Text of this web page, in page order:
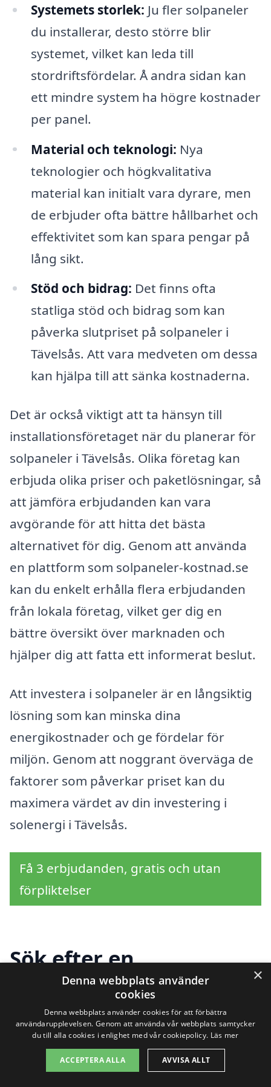
Systemets storlek: Ju fler solpaneler
du installerar, desto större blir
systemet, vilket kan leda till
stordriftsfördelar. Å andra sidan kan
ett mindre system ha högre kostnader
per panel.
Material och teknologi: Nya
teknologier och högkvalitativa
material kan initialt vara dyrare, men
de erbjuder ofta bättre hållbarhet och
effektivitet som kan spara pengar på
lång sikt.
Stöd och bidrag: Det finns ofta
statliga stöd och bidrag som kan
påverka slutpriset på solpaneler i
Tävelsås. Att vara medveten om dessa
kan hjälpa till att sänka kostnaderna.
Det är också viktigt att ta hänsyn till
installationsföretaget när du planerar för
solpaneler i Tävelsås. Olika företag kan
erbjuda olika priser och paketlösningar, så
att jämföra erbjudanden kan vara
avgörande för att hitta det bästa
alternativet för dig. Genom att använda
en plattform som solpaneler-kostnad.se
kan du enkelt erhålla flera erbjudanden
från lokala företag, vilket ger dig en
bättre översikt över marknaden och
hjälper dig att fatta ett informerat beslut.
Att investera i solpaneler är en långsiktig
lösning som kan minska dina
energikostnader och ge fördelar för
miljön. Genom att noggrant överväga de
faktorer som påverkar priset kan du
maximera värdet av din investering i
solenergi i Tävelsås.
Få 3 erbjudanden, gratis och utan
förpliktelser
Sök efter en
professionell för
solpaneler i andra
städer nära Tävelsås
×
Denna webbplats använder
cookies
Denna webbplats använder cookies för att förbättra
användarupplevelsen. Genom att använda vår webbplats samtycker
du till alla cookies i enlighet med vår cookiepolicy. Läs mer
ACCEPTERA ALLA AVVISA ALLT